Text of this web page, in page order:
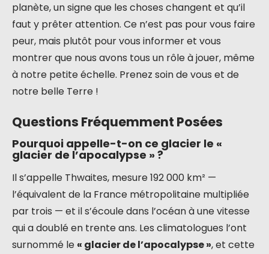
planète, un signe que les choses changent et qu’il
faut y prêter attention. Ce n’est pas pour vous faire
peur, mais plutôt pour vous informer et vous
montrer que nous avons tous un rôle à jouer, même
à notre petite échelle. Prenez soin de vous et de
notre belle Terre !
Questions Fréquemment Posées
Pourquoi appelle-t-on ce glacier le «
glacier de l’apocalypse » ?
Il s’appelle Thwaites, mesure 192 000 km² —
l’équivalent de la France métropolitaine multipliée
par trois — et il s’écoule dans l’océan à une vitesse
qui a doublé en trente ans. Les climatologues l’ont
surnommé le « glacier de l’apocalypse », et cette